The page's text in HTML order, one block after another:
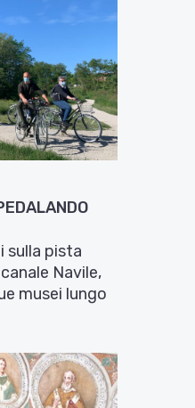
sulla pista
Navile,
musei lungo